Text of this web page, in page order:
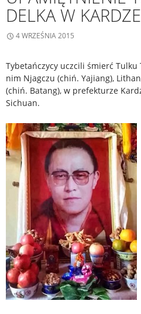
DELKA W KARDZE
4 WRZEŚNIA 2015
Tybetańczycy uczcili śmierć
nim Njagczu (chiń. Yajiang),
(chiń. Batang), w prefekturze
Sichuan.